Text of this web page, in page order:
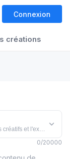
Connexion
créations
et l'exploration
0/20000